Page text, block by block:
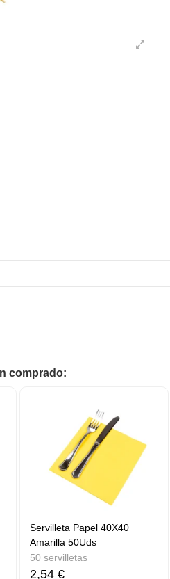
comprado:
Servilleta Papel 40X40
Amarilla 50Uds
50 servilletas
2,54 €